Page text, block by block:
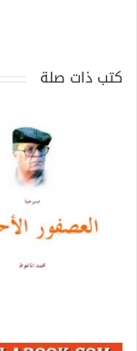
كتب ذات صلة